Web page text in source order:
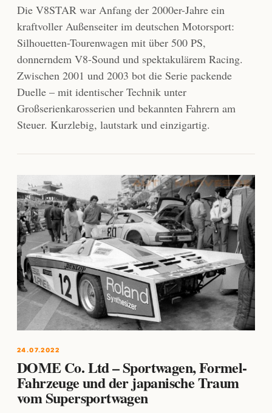
Die V8STAR war Anfang der 2000er-Jahre ein
kraftvoller Außenseiter im deutschen Motorsport:
Silhouetten-Tourenwagen mit über 500 PS,
donnerndem V8-Sound und spektakulärem Racing.
Zwischen 2001 und 2003 bot die Serie packende
Duelle – mit identischer Technik unter
Großserienkarosserien und bekannten Fahrern am
Steuer. Kurzlebig, lautstark und einzigartig.
24.07.2022
DOME Co. Ltd – Sportwagen, Formel-
Fahrzeuge und der japanische Traum
vom Supersportwagen